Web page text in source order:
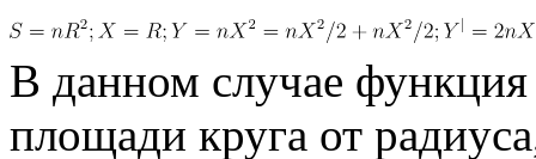
В данном случае
площади круга от